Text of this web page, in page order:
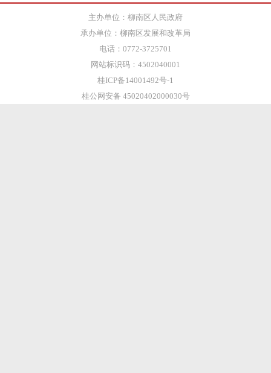
主办单位：柳南区人民政府
承办单位：柳南区发展和改革局
电话：0772-3725701
网站标识码：4502040001
桂ICP备14001492号-1
桂公网安备 45020402000030号